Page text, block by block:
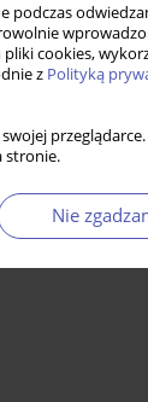
podczas
cookies,
z Polityką
stronie.
Nie